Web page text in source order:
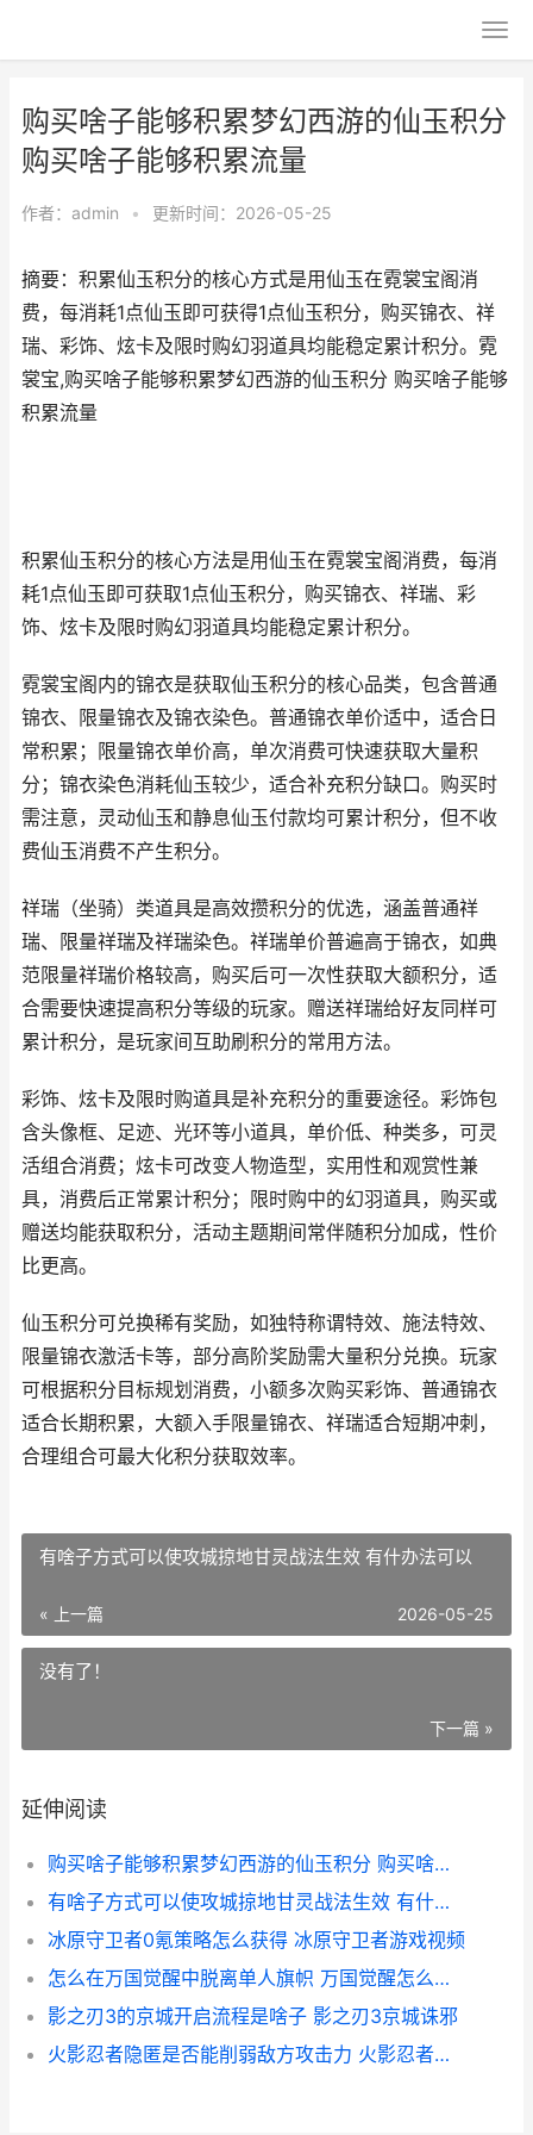
购买啥子能够积累梦幻西游的仙玉积分
购买啥子能够积累流量
作者： admin • 更新时间：2026-05-25
摘要：积累仙玉积分的核心方式是用仙玉在霓裳宝阁消
费，每消耗1点仙玉即可获得1点仙玉积分，购买锦衣、祥
瑞、彩饰、炫卡及限时购幻羽道具均能稳定累计积分。霓
裳宝,购买啥子能够积累梦幻西游的仙玉积分 购买啥子能够
积累流量
积累仙玉积分的核心方法是用仙玉在霓裳宝阁消费，每消
耗1点仙玉即可获取1点仙玉积分，购买锦衣、祥瑞、彩
饰、炫卡及限时购幻羽道具均能稳定累计积分。
霓裳宝阁内的锦衣是获取仙玉积分的核心品类，包含普通
锦衣、限量锦衣及锦衣染色。普通锦衣单价适中，适合日
常积累；限量锦衣单价高，单次消费可快速获取大量积
分；锦衣染色消耗仙玉较少，适合补充积分缺口。购买时
需注意，灵动仙玉和静息仙玉付款均可累计积分，但不收
费仙玉消费不产生积分。
祥瑞（坐骑）类道具是高效攒积分的优选，涵盖普通祥
瑞、限量祥瑞及祥瑞染色。祥瑞单价普遍高于锦衣，如典
范限量祥瑞价格较高，购买后可一次性获取大额积分，适
合需要快速提高积分等级的玩家。赠送祥瑞给好友同样可
累计积分，是玩家间互助刷积分的常用方法。
彩饰、炫卡及限时购道具是补充积分的重要途径。彩饰包
含头像框、足迹、光环等小道具，单价低、种类多，可灵
活组合消费；炫卡可改变人物造型，实用性和观赏性兼
具，消费后正常累计积分；限时购中的幻羽道具，购买或
赠送均能获取积分，活动主题期间常伴随积分加成，性价
比更高。
仙玉积分可兑换稀有奖励，如独特称谓特效、施法特效、
限量锦衣激活卡等，部分高阶奖励需大量积分兑换。玩家
可根据积分目标规划消费，小额多次购买彩饰、普通锦衣
适合长期积累，大额入手限量锦衣、祥瑞适合短期冲刺，
合理组合可最大化积分获取效率。
有啥子方式可以使攻城掠地甘灵战法生效 有什办法可以
« 上一篇 2026-05-25
没有了！
下一篇 »
延伸阅读
购买啥子能够积累梦幻西游的仙玉积分 购买啥子能够积累流量
有啥子方式可以使攻城掠地甘灵战法生效 有什办法可以
冰原守卫者0氪策略怎么获得 冰原守卫者游戏视频
怎么在万国觉醒中脱离单人旗帜 万国觉醒怎么玩儿
影之刃3的京城开启流程是啥子 影之刃3京城诛邪
火影忍者隐匿是否能削弱敌方攻击力 火影忍者隐身术叫什么